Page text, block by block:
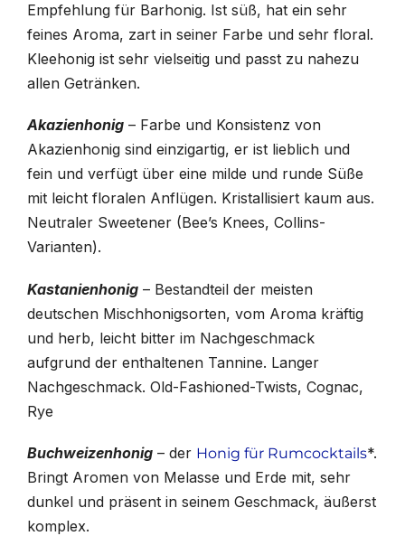
Empfehlung für Barhonig. Ist süß, hat ein sehr
feines Aroma, zart in seiner Farbe und sehr floral.
Kleehonig ist sehr vielseitig und passt zu nahezu
allen Getränken.
Akazienhonig – Farbe und Konsistenz von
Akazienhonig sind einzigartig, er ist lieblich und
fein und verfügt über eine milde und runde Süße
mit leicht floralen Anflügen. Kristallisiert kaum aus.
Neutraler Sweetener (Bee’s Knees, Collins-
Varianten).
Kastanienhonig – Bestandteil der meisten
deutschen Mischhonigsorten, vom Aroma kräftig
und herb, leicht bitter im Nachgeschmack
aufgrund der enthaltenen Tannine. Langer
Nachgeschmack. Old-Fashioned-Twists, Cognac,
Rye
Buchweizenhonig – der Honig für Rumcocktails*.
Bringt Aromen von Melasse und Erde mit, sehr
dunkel und präsent in seinem Geschmack, äußerst
komplex.